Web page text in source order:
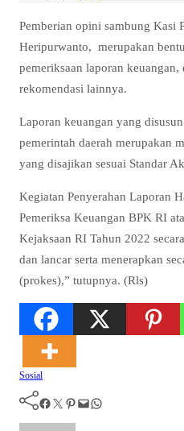
Pemberian opini sambung Kasi
Heripurwanto, merupakan
pemeriksaan laporan
rekomendasi lainnya.
Laporan keuangan yang
pemerintah daerah merupakan
yang disajikan sesuai Standar
Kegiatan Penyerahan Laporan
Pemeriksa Keuangan BPK RI
Kejaksaan RI Tahun 2022
dan lancar serta menerapkan
(prokes),” tutupnya. (Rls)
Sosial
Facebook Twitter Pinterest Mail WhatsApp